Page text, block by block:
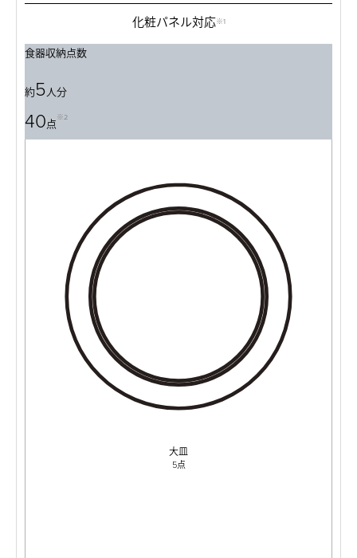
化粧パネル対応※1
食器収納点数
約5人分
40点※2
大皿
5点